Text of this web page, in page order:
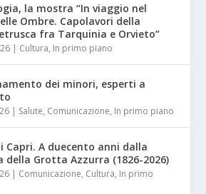
la mostra “In viaggio nel
Ombre. Capolavori della
fra Tarquinia e Orvieto”
| Cultura, In primo piano
dei minori, esperti a
| Salute, Comunicazione, In primo piano
Capri. A duecento anni dalla
della Grotta Azzurra (1826-2026)
| Comunicazione, Cultura, In primo